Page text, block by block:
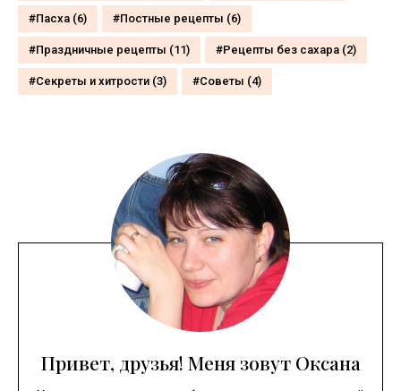
Пасха (6) Постные рецепты (6)
Праздничные рецепты (11) Рецепты без сахара (2)
Секреты и хитрости (3) Советы (4)
Привет, друзья! Меня зовут Оксана